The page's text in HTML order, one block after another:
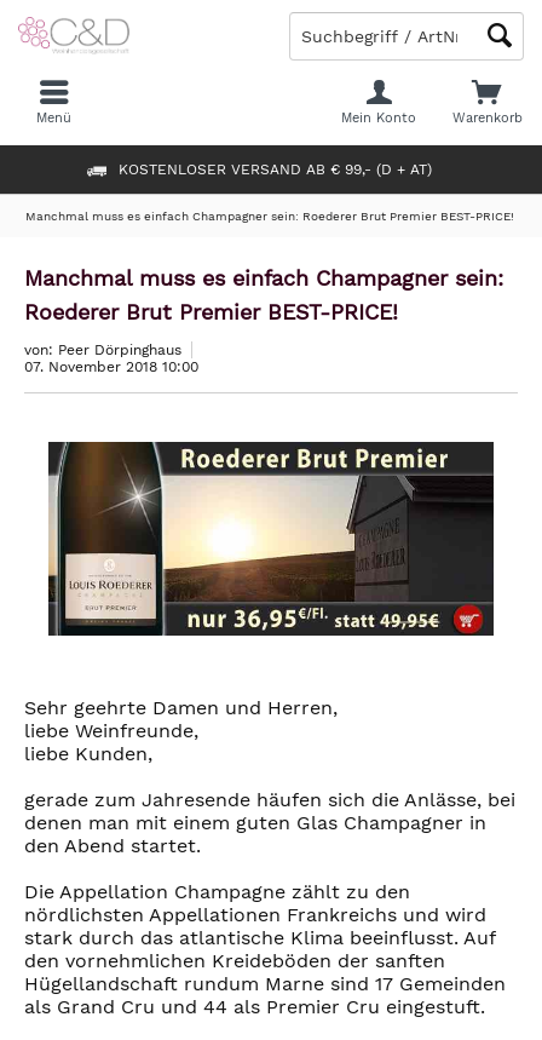
KOSTENLOSER VERSAND AB € 99,- (D + AT)
Warenkorb
Mein Konto
Menü
Manchmal muss es einfach Champagner sein: Roederer Brut Premier BEST-PRICE!
Manchmal muss es einfach Champagner sein:
Roederer Brut Premier BEST-PRICE!
von: Peer Dörpinghaus
07. November 2018 10:00
Sehr geehrte Damen und Herren,
liebe Weinfreunde,
liebe Kunden,
gerade zum Jahresende häufen sich die Anlässe, bei
denen man mit einem guten Glas Champagner in
den Abend startet.
Die Appellation Champagne zählt zu den
nördlichsten Appellationen Frankreichs und wird
stark durch das atlantische Klima beeinflusst. Auf
den vornehmlichen Kreideböden der sanften
Hügellandschaft rundum Marne sind 17 Gemeinden
als Grand Cru und 44 als Premier Cru eingestuft.